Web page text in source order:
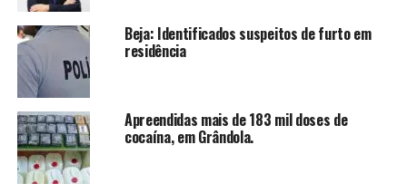
Beja: Identificados suspeitos de furto em
residência
Apreendidas mais de 183 mil doses de
cocaína, em Grândola.